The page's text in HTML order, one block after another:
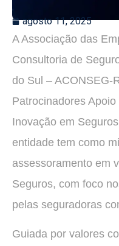
agosto 11, 2025
A Associação das
Consultoria de
do Sul – ACONSEG-
Patrocinadores
Inovação em
entidade tem como
assessoramento em
Seguros, com foco
pelas seguradoras
Guiada por valores